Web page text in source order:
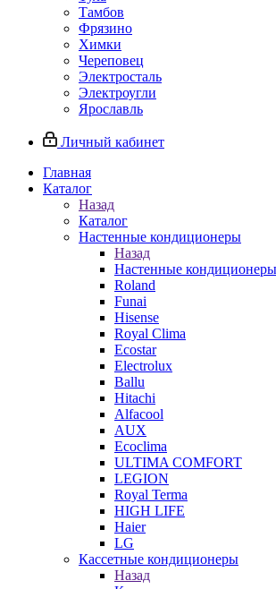
Тамбов
Фрязино
Химки
Череповец
Электросталь
Электроугли
Ярославль
Личный кабинет
Главная
Каталог
Назад
Каталог
Настенные кондиционеры
Назад
Настенные кондиционеры
Roland
Funai
Hisense
Royal Clima
Ecostar
Electrolux
Ballu
Hitachi
Alfacool
AUX
Ecoclima
ULTIMA COMFORT
LEGION
Royal Terma
HIGH LIFE
Haier
LG
Кассетные кондиционеры
Назад